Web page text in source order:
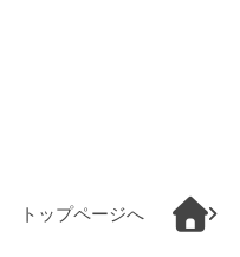
トップページへ